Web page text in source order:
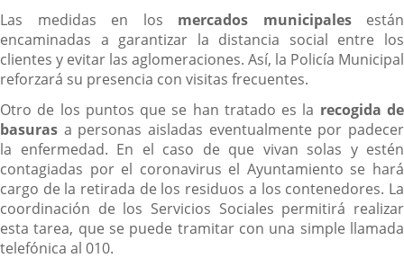
Las medidas en los mercados municipalesestán
encaminadas a garantizar la distancia social entre los
clientes y evitar las aglomeraciones. Así, la Policía Municipal
reforzará su presencia con visitas frecuentes.
Otro de los puntos que se han tratado es la recogida de
basuras a personas aisladas eventualmente por padecer
la enfermedad. En el caso de que vivan solas y estén
contagiadas por el coronavirus el Ayuntamiento se hará
cargo de la retirada de los residuos a los contenedores. La
coordinación de los Servicios Sociales permitirá realizar
esta tarea, que se puede tramitar con una simple llamada
telefónica al 010.